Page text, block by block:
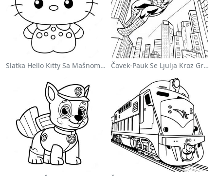
Slatka Hello Kitty Sa Mašnom - Bojanka Čovek-Pauk Se Ljulja Kroz Grad - Bojanka